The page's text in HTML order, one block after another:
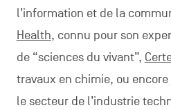
l’information et de la
Health, connu pour son
de “sciences du vivant”,
travaux en chimie, ou encore
le secteur de l’industrie